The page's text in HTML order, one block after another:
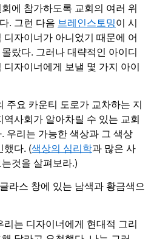
에 참가하도록 교회의 여러 위
. 그런 다음 브레인스토밍이 시
자이너가 아니었기 때문에 어
랐다. 그러나 대략적인 아이디
자이너에게 보낼 몇 가지 아이
주요 카운티 도로가 교차하는 지
사회가 알아차릴 수 있는 교회
우리는 가능한 색상과 그 색상
했다. (색상의 심리학과 많은 사
것을 살펴보라.)
라스 창에 있는 남색과 황금색으
는 디자이너에게 현대적 그리